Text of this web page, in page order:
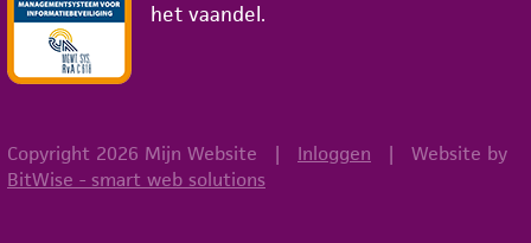
het vaandel.
Copyright 2026 Mijn Website | Inloggen | Website by
BitWise - smart web solutions